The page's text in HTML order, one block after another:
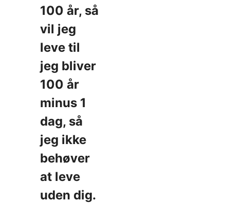
100 år, så
vil jeg
leve til
jeg bliver
100 år
minus 1
dag, så
jeg ikke
behøver
at leve
uden dig.